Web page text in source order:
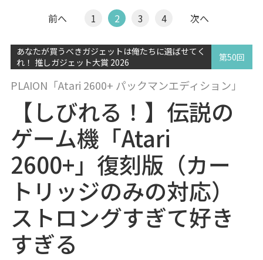
前へ 1 2 3 4 次へ
あなたが買うべきガジェットは俺たちに選ばせてく
れ！ 推しガジェット大賞 2026
第50回
PLAION「Atari 2600+ パックマンエディション」
【しびれる！】伝説の
ゲーム機「Atari
2600+」復刻版（カー
トリッジのみの対応）
ストロングすぎて好き
すぎる